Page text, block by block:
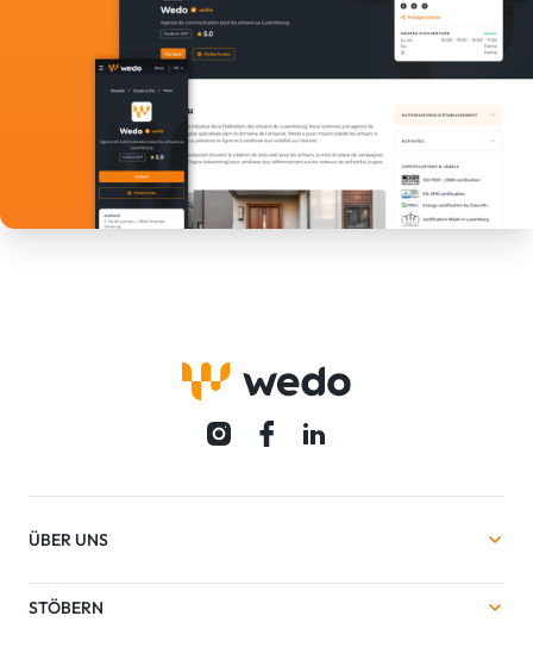
ÜBER UNS
STÖBERN